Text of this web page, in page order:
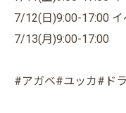
7/12(日)9:00-17:00
7/13(月)9:00-17:00
#アガベ#ユッカ#ド